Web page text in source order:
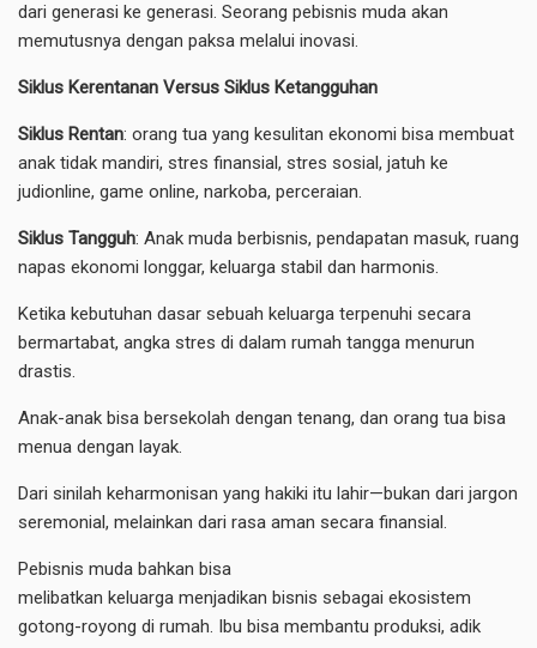
dari generasi ke generasi. Seorang pebisnis muda akan
memutusnya dengan paksa melalui inovasi.
Siklus Kerentanan Versus Siklus Ketangguhan
Siklus Rentan: orang tua yang kesulitan ekonomi bisa membuat
anak tidak mandiri, stres finansial, stres sosial, jatuh ke
judionline, game online, narkoba, perceraian.
Siklus Tangguh: Anak muda berbisnis, pendapatan masuk, ruang
napas ekonomi longgar, keluarga stabil dan harmonis.
​Ketika kebutuhan dasar sebuah keluarga terpenuhi secara
bermartabat, angka stres di dalam rumah tangga menurun
drastis.
Anak-anak bisa bersekolah dengan tenang, dan orang tua bisa
menua dengan layak.
Dari sinilah keharmonisan yang hakiki itu lahir—bukan dari jargon
seremonial, melainkan dari rasa aman secara finansial.
​Pebisnis muda bahkan bisa
me​libatkan keluarga menjadikan bisnis sebagai ekosistem
gotong-royong di rumah. Ibu bisa membantu produksi, adik